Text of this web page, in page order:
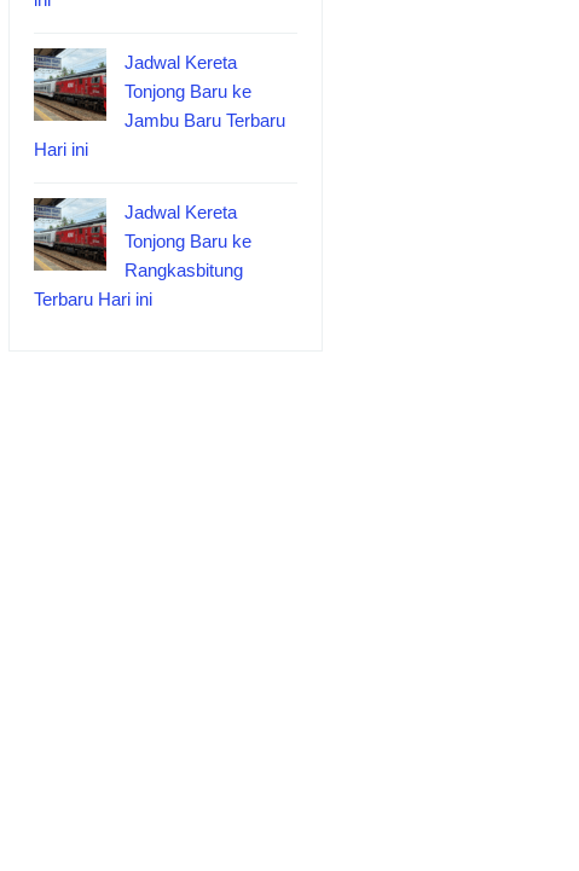
Jadwal Kereta
Tonjong Baru ke
Jambu Baru Terbaru
Hari ini
Jadwal Kereta
Tonjong Baru ke
Rangkasbitung
Terbaru Hari ini